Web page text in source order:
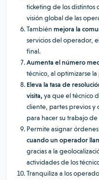
ticketing de los
visión global de las
También mejora la
servicios del operador,
final.
Aumenta el número
técnico, al optimizarse
Eleva la tasa de
visita, ya que el técnico
cliente, partes previos y
para hacer su trabajo
Permite asignar
cuando un operador
gracias a la
actividades de los
Tranquiliza a los